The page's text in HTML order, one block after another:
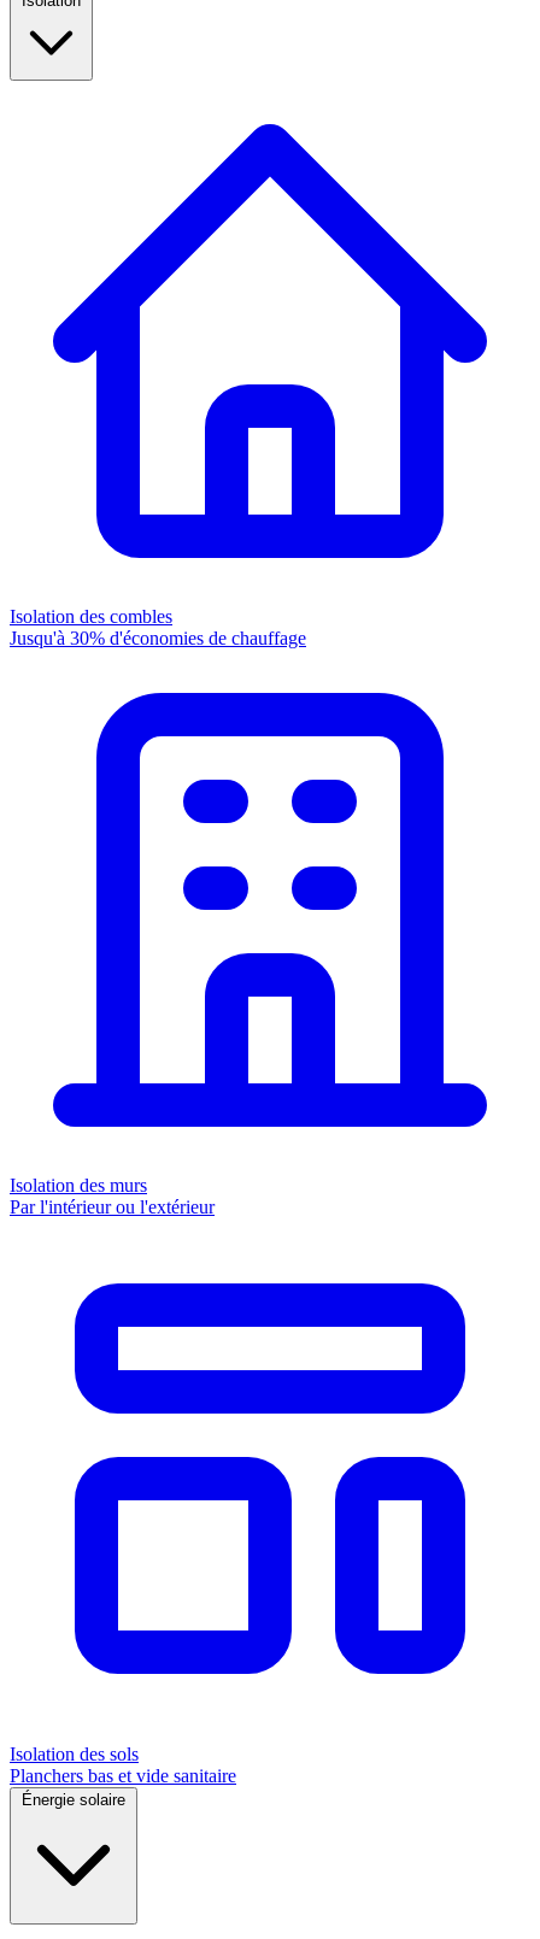
Isolation des combles
Jusqu'à 30% d'économies de chauffage
Isolation des murs
Par l'intérieur ou l'extérieur
Isolation des sols
Planchers bas et vide sanitaire